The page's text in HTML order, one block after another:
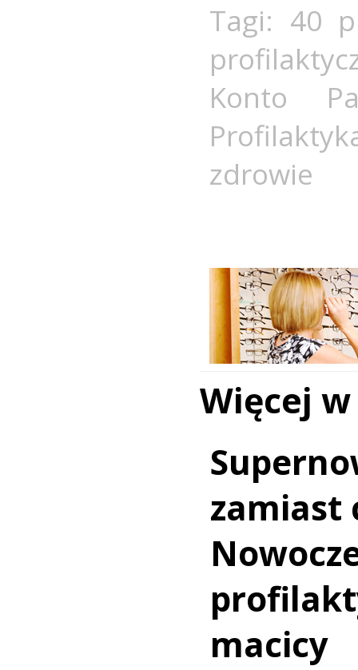
Tagi: 40
Konto
zdrowie
Więcej
zamiast
macicy